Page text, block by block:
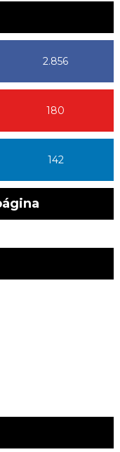
2.856
180
142